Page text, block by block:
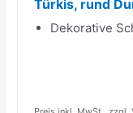
Türkis, rund
Dekorative